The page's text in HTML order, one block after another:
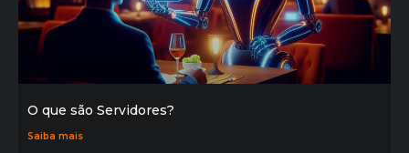
O que são Servidores?
Saiba mais